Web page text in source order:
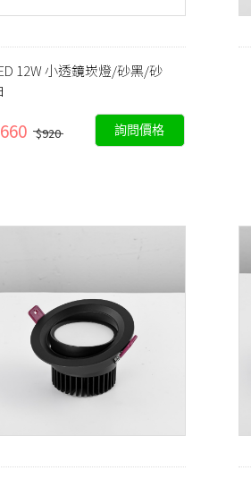
12W 小透鏡崁燈/砂黑/砂
$920 詢問價格